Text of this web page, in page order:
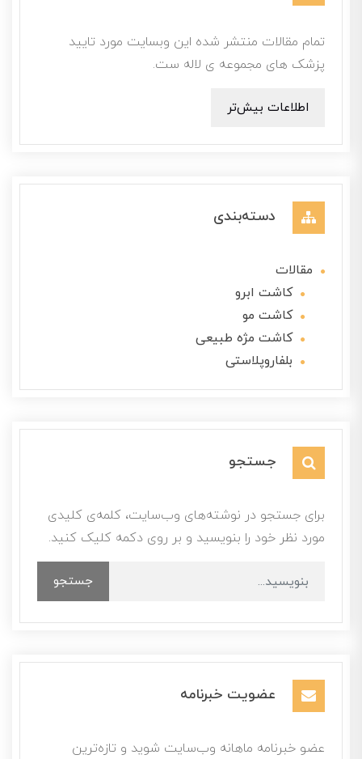
تمام مقالات منتشر شده این وبسایت مورد تایید
پزشک های مجموعه ی لاله ست.
اطلاعات بیش‌تر
دسته‌بندی
مقالات
کاشت ابرو
کاشت مو
کاشت مژه طبیعی
بلفاروپلاستی
جستجو
برای جستجو در نوشته‌های وب‌سایت، کلمه‌ی کلیدی
مورد نظر خود را بنویسید و بر روی دکمه کلیک کنید.
جستجو
عضویت خبرنامه
عضو خبرنامه ماهانه وب‌سایت شوید و تازه‌ترین